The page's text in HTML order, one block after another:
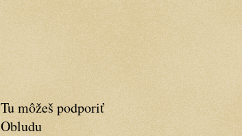
Tu môžeš podporiť
Obludu